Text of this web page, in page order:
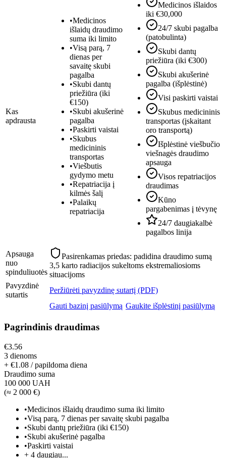
Kas
apdrausta
•Medicinos
išlaidų draudimo
suma iki limito
•Visą parą, 7
dienas per
savaitę skubi
pagalba
•Skubi dantų
priežiūra (iki
€150)
•Skubi akušerinė
pagalba
•Paskirti vaistai
•Skubus
medicininis
transportas
•Viešbutis
gydymo metu
•Repatriacija į
kilmės šalį
•Palaikų
repatriacija
Medicinos išlaidos
iki €30,000
24/7 skubi pagalba
(patobulinta)
Skubi dantų
priežiūra (iki €300)
Skubi akušerinė
pagalba (išplėstinė)
Visi paskirti vaistai
Skubus medicininis
transportas (įskaitant
oro transportą)
Išplėstinė viešbučio
viešnagės draudimo
apsauga
Visos repatriacijos
draudimas
Kūno
pargabenimas į tėvynę
24/7 daugiakalbė
pagalbos linija
Apsauga
nuo
spinduliuotės
Pasirenkamas priedas: padidina draudimo sumą
3,5 karto radiacijos sukeltoms ekstremaliosioms
situacijoms
Pavyzdinė
sutartis
Peržiūrėti pavyzdinę sutartį (PDF)
Gauti bazinį pasiūlymą Gaukite išplėstinį pasiūlymą
Pagrindinis draudimas
€3.56
3 dienoms
+ €1.08 / papildoma diena
Draudimo suma
100 000 UAH
(≈ 2 000 €)
•Medicinos išlaidų draudimo suma iki limito
•Visą parą, 7 dienas per savaitę skubi pagalba
•Skubi dantų priežiūra (iki €150)
•Skubi akušerinė pagalba
•Paskirti vaistai
+ 4 daugiau...